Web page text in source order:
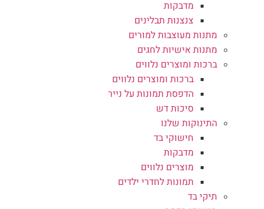
מדבקות
צנצנות תבלינים
מתנות מעוצבות למורים
מתנות אישיות לחגים
ברכות ומוצרים נלווים
ברכות ומוצרים נלווים
הדפסת תמונות על נייר
סיכות דש
התינוקות שלנו
חישוקי בד
מדבקות
מוצרים נלווים
תמונות לחדרי ילדים
תיקי בד